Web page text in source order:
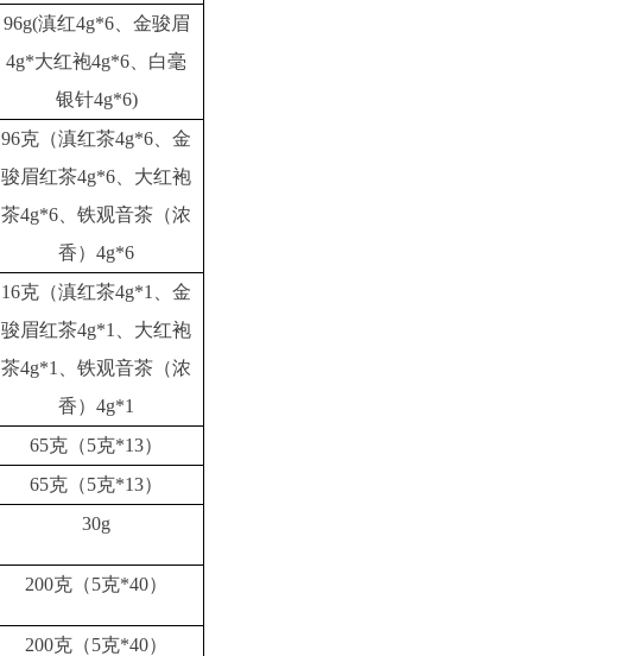
96g(滇红4g*6、金骏眉
4g*大红袍4g*6、白毫
银针4g*6)
96克（滇红茶4g*6、金
骏眉红茶4g*6、大红袍
茶4g*6、铁观音茶（浓
香）4g*6
16克（滇红茶4g*1、金
骏眉红茶4g*1、大红袍
茶4g*1、铁观音茶（浓
香）4g*1
65克（5克*13）
65克（5克*13）
30g
200克（5克*40）
200克（5克*40）